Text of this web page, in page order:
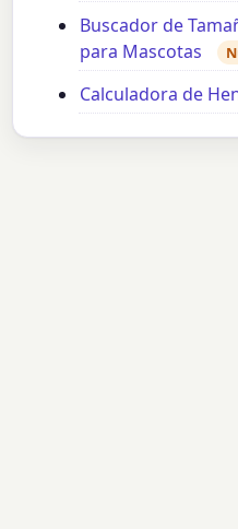
Buscador de
para Mascotas
Calculadora de